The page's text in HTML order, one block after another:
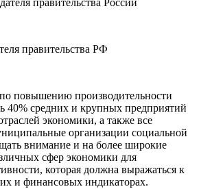
правительства РФ
повышению производительности
40% средних и крупных предприятий
экономики, а также все
организации социальной
внимание и на более широкие
сфер экономики для
которая должна выражаться к
и финансовых индикаторах.